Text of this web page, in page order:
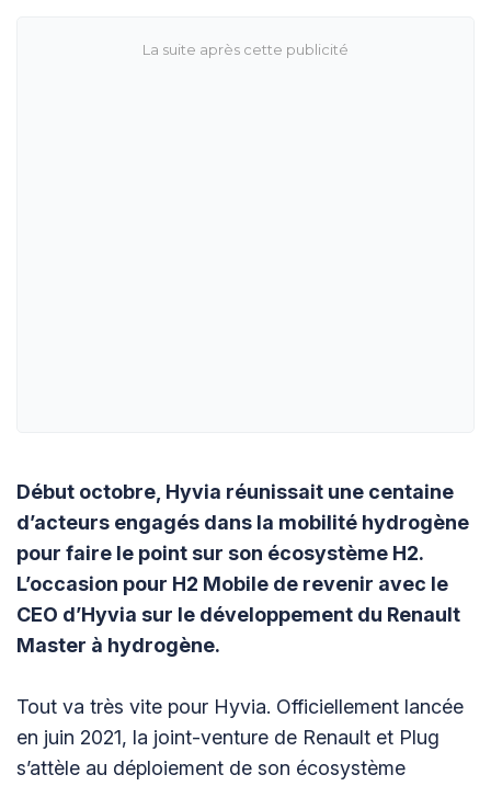
Début octobre, Hyvia réunissait une centaine
d’acteurs engagés dans la mobilité hydrogène
pour faire le point sur son écosystème H2.
L’occasion pour H2 Mobile de revenir avec le
CEO d’Hyvia sur le développement du Renault
Master à hydrogène.
Tout va très vite pour Hyvia. Officiellement lancée
en juin 2021, la joint-venture de Renault et Plug
s’attèle au déploiement de son écosystème